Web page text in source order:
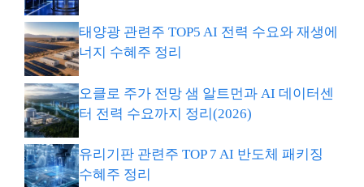
태양광 관련주 TOP5 AI 전력 수요와 재생에
너지 수혜주 정리
오클로 주가 전망 샘 알트먼과 AI 데이터센
터 전력 수요까지 정리(2026)
유리기판 관련주 TOP 7 AI 반도체 패키징
수혜주 정리